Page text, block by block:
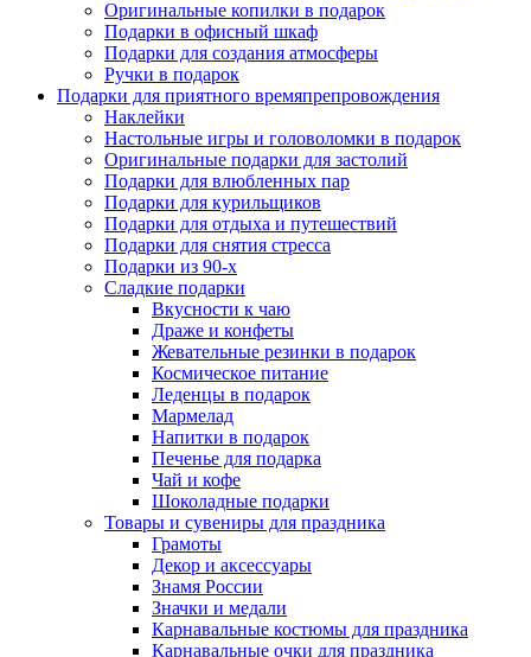
Оригинальные копилки в подарок
Подарки в офисный шкаф
Подарки для создания атмосферы
Ручки в подарок
Подарки для приятного времяпрепровождения
Наклейки
Настольные игры и головоломки в подарок
Оригинальные подарки для застолий
Подарки для влюбленных пар
Подарки для курильщиков
Подарки для отдыха и путешествий
Подарки для снятия стресса
Подарки из 90-х
Сладкие подарки
Вкусности к чаю
Драже и конфеты
Жевательные резинки в подарок
Космическое питание
Леденцы в подарок
Мармелад
Напитки в подарок
Печенье для подарка
Чай и кофе
Шоколадные подарки
Товары и сувениры для праздника
Грамоты
Декор и аксессуары
Знамя России
Значки и медали
Карнавальные костюмы для праздника
Карнавальные очки для праздника